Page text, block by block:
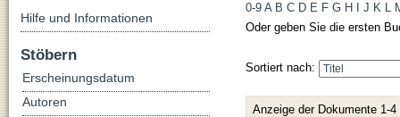
0-9 A B C D E F G H J K L
Oder geben Sie die ersten
Sortiert nach:
Anzeige der Dokumente 1-4
Hilfe und Informationen
Stöbern
Erscheinungsdatum
Autoren